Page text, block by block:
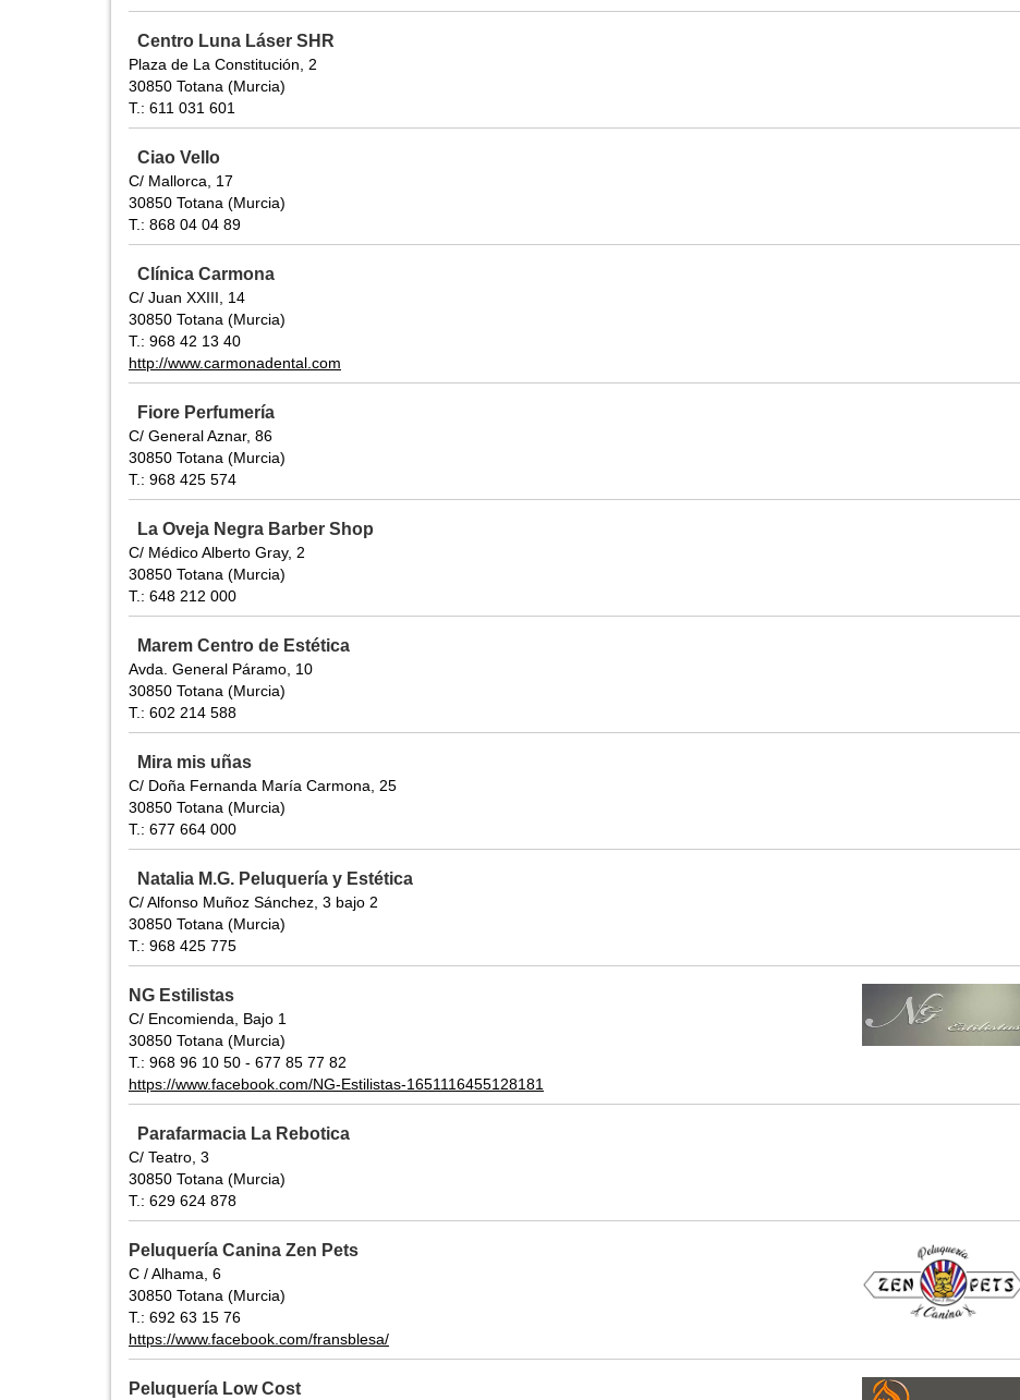
Centro Luna Láser SHR
Plaza de La Constitución, 2
30850 Totana (Murcia)
T.: 611 031 601
Ciao Vello
C/ Mallorca, 17
30850 Totana (Murcia)
T.: 868 04 04 89
Clínica Carmona
C/ Juan XXIII, 14
30850 Totana (Murcia)
T.: 968 42 13 40
http://www.carmonadental.com
Fiore Perfumería
C/ General Aznar, 86
30850 Totana (Murcia)
T.: 968 425 574
La Oveja Negra Barber Shop
C/ Médico Alberto Gray, 2
30850 Totana (Murcia)
T.: 648 212 000
Marem Centro de Estética
Avda. General Páramo, 10
30850 Totana (Murcia)
T.: 602 214 588
Mira mis uñas
C/ Doña Fernanda María Carmona, 25
30850 Totana (Murcia)
T.: 677 664 000
Natalia M.G. Peluquería y Estética
C/ Alfonso Muñoz Sánchez, 3 bajo 2
30850 Totana (Murcia)
T.: 968 425 775
NG Estilistas
C/ Encomienda, Bajo 1
30850 Totana (Murcia)
T.: 968 96 10 50 - 677 85 77 82
https://www.facebook.com/NG-Estilistas-1651116455128181
Parafarmacia La Rebotica
C/ Teatro, 3
30850 Totana (Murcia)
T.: 629 624 878
Peluquería Canina Zen Pets
C / Alhama, 6
30850 Totana (Murcia)
T.: 692 63 15 76
https://www.facebook.com/fransblesa/
Peluquería Low Cost